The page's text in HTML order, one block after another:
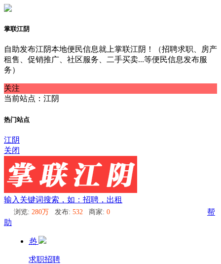
掌联江阴
自助发布江阴本地便民信息就上掌联江阴！（招聘求职、房产
租售、促销推广、社区服务、二手买卖...等便民信息发布服
务）
关注
当前站点：江阴
热门站点
江阴
关闭
输入关键词搜索，如：招聘，出租
浏览: 280万 发布: 532 商家: 0
帮
助
热
求职招聘